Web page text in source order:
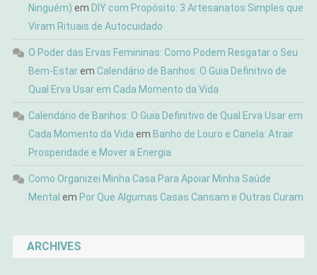
Ninguém) em DIY com Propósito: 3 Artesanatos Simples que
Viram Rituais de Autocuidado
O Poder das Ervas Femininas: Como Podem Resgatar o Seu
Bem-Estarem Calendário de Banhos: O Guia Definitivo de
Qual Erva Usar em Cada Momento da Vida
Calendário de Banhos: O Guia Definitivo de Qual Erva Usar em
Cada Momento da Vida em Banho de Louro e Canela: Atrair
Prosperidade e Mover a Energia
Como Organizei Minha Casa Para Apoiar Minha Saúde
Mental em Por Que Algumas Casas Cansam e Outras Curam
ARCHIVES